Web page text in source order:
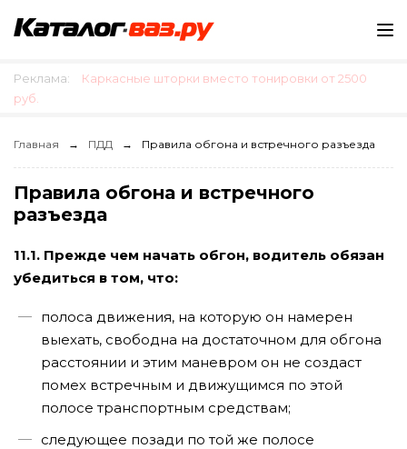
Реклама:
Каркасные шторки вместо тонировки от 2500
руб.
Главная ПДД Правила обгона и встречного разъезда
Правила обгона и встречного
разъезда
11.1. Прежде чем начать обгон, водитель обязан
убедиться в том, что:
полоса движения, на которую он намерен
выехать, свободна на достаточном для обгона
расстоянии и этим маневром он не создаст
помех встречным и движущимся по этой
полосе транспортным средствам;
следующее позади по той же полосе